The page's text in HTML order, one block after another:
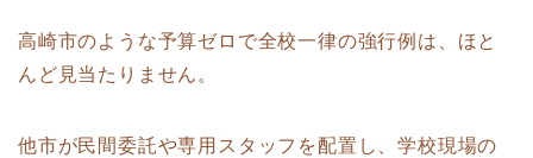
高崎市のような予算ゼロで全校一律の強行例は、ほと
んど見当たりません。
他市が民間委託や専用スタッフを配置し、学校現場の